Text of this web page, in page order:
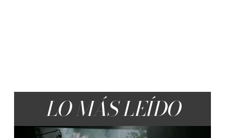
LO MÁS LEÍDO